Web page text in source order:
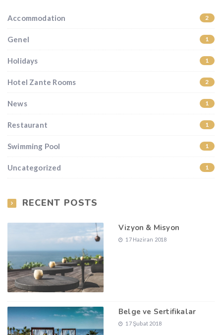
Accommodation 2
Genel 1
Holidays 1
Hotel Zante Rooms 2
News 1
Restaurant 1
Swimming Pool 1
Uncategorized 1
RECENT POSTS
Vizyon & Misyon
17 Haziran 2018
Belge ve Sertifikalar
17 Şubat 2018